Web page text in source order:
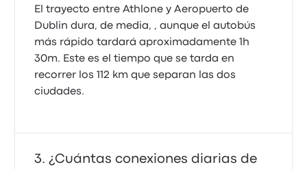
El trayecto entre Athlone y Aeropuerto de
Dublin dura, de media, , aunque el autobús
más rápido tardará aproximadamente 1h
30m. Este es el tiempo que se tarda en
recorrer los 112 km que separan las dos
ciudades.
¿Cuántas conexiones diarias de